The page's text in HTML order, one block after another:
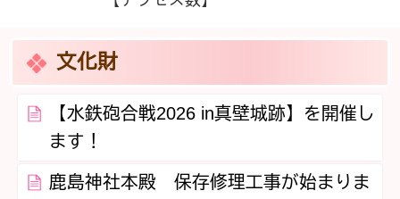
文化財
【水鉄砲合戦2026 in真壁城跡】を開催し
ます！
鹿島神社本殿 保存修理工事が始まりま